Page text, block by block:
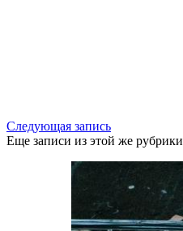
Следующая запись
Еще записи из этой же рубрики